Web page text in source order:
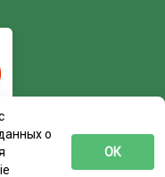
о
ОК